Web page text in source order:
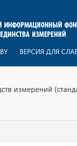
ВЕРСИЯ ДЛЯ
измерений